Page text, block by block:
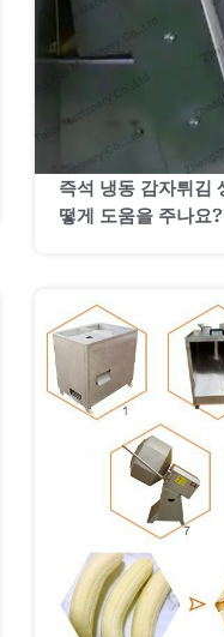
즉석 냉동 감자튀김
떻게 도움을 주나요?